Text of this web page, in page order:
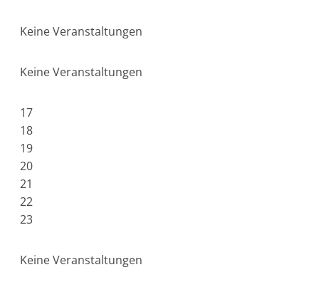
Keine Veranstaltungen
Keine Veranstaltungen
17
18
19
20
21
22
23
Keine Veranstaltungen